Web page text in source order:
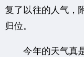
复了以往的人气，
归位。
今年的天气真是